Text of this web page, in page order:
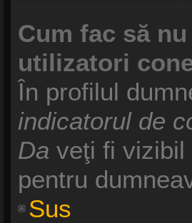
Cum fac să
utilizatori
În profilul
indicatorul de
Da veţi fi vizibil
pentru
Sus